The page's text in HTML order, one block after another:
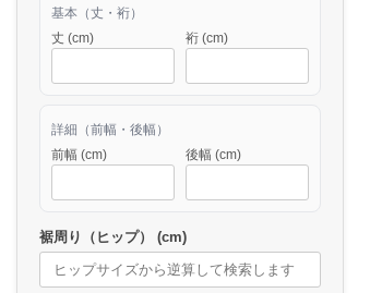
基本（丈・裄）
丈 (cm)
裄 (cm)
詳細（前幅・後幅）
前幅 (cm)
後幅 (cm)
裾周り（ヒップ） (cm)